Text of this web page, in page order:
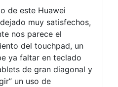
de este Huawei
muy satisfechos,
nos parece el
del touchpad, un
ya faltar en teclado
de gran diagonal y
un uso de